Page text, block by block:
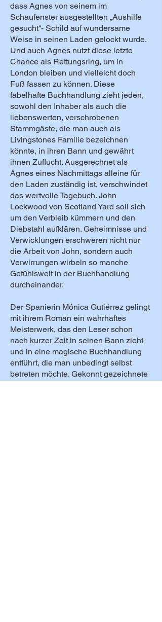
dass Agnes von seinem im
Schaufenster ausgestellten „Aushilfe
gesucht“- Schild auf wundersame
Weise in seinen Laden gelockt wurde.
Und auch Agnes nutzt diese letzte
Chance als Rettungsring, um in
London bleiben und vielleicht doch
Fuß fassen zu können. Diese
fabelhafte Buchhandlung zieht jeden,
sowohl den Inhaber als auch die
liebenswerten, verschrobenen
Stammgäste, die man auch als
Livingstones Familie bezeichnen
könnte, in ihren Bann und gewährt
ihnen Zuflucht. Ausgerechnet als
Agnes eines Nachmittags alleine für
den Laden zuständig ist, verschwindet
das wertvolle Tagebuch. John
Lockwood von Scotland Yard soll sich
um den Verbleib kümmern und den
Diebstahl aufklären. Geheimnisse und
Verwicklungen erschweren nicht nur
die Arbeit von John, sondern auch
Verwirrungen wirbeln so manche
Gefühlswelt in der Buchhandlung
durcheinander.
Der Spanierin Mónica Gutiérrez gelingt
mit ihrem Roman ein wahrhaftes
Meisterwerk, das den Leser schon
nach kurzer Zeit in seinen Bann zieht
und in eine magische Buchhandlung
entführt, die man unbedingt selbst
betreten möchte. Gekonnt gezeichnete